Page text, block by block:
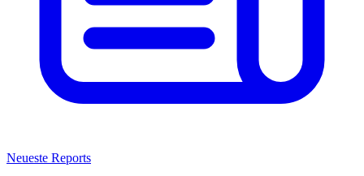
Neueste Reports